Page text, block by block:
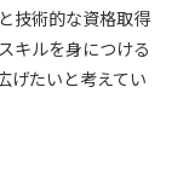
技術的な資格取得
キルを身につける
げたいと考えてい